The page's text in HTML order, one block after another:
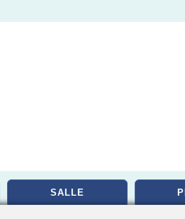
SALLE